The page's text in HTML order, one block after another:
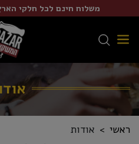
משלוח חינם לכל חלקי הארץ
ראשי אודות